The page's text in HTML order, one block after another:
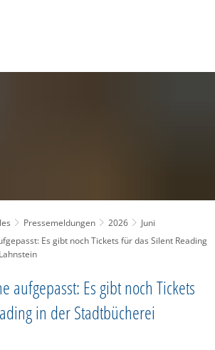
Pressemeldungen 2026
Juni
Es gibt noch Tickets für das Silent Reading
aufgepasst: Es gibt noch Tickets
in der Stadtbücherei